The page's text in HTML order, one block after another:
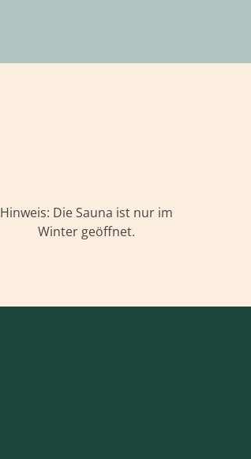
Hinweis: Die Sauna ist nur im
Winter geöffnet.